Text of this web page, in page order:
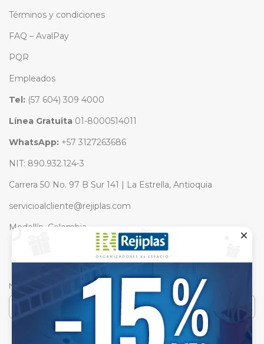
Términos y condiciones
FAQ – AvalPay
PQR
Empleados
Tel: (57 604) 309 4000
Línea Gratuita 01-8000514011
WhatsApp: +57 3127263686
NIT: 890.932.124-3
Carrera 50 No. 97 B Sur 141 | La Estrella, Antioquia
servicioalcliente@rejiplas.com
Medellín, Colombia
SUSCRÍBETE
No te pierdas nuestros lanzamientos y ofertas.